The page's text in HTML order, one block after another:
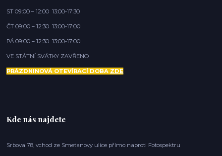
ST 09:00 – 12:00 13:00-17:30
ČT 09:00 – 12:30 13:00-17:00
PÁ 09:00 – 12:30 13:00-17:00
VE STÁTNÍ SVÁTKY ZAVŘENO
PRÁZDNINOVÁ OTEVÍRACÍ DOBA ZDE
Kde nás najdete
Srbova 78, vchod ze Smetanovy ulice přímo naproti Fotospektru